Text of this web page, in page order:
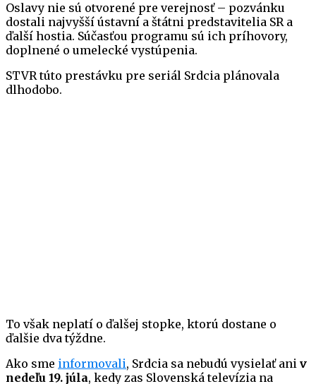
Oslavy nie sú otvorené pre verejnosť – pozvánku
dostali najvyšší ústavní a štátni predstavitelia SR a
ďalší hostia. Súčasťou programu sú ich príhovory,
doplnené o umelecké vystúpenia.
STVR túto prestávku pre seriál Srdcia plánovala
dlhodobo.
To však neplatí o ďalšej stopke, ktorú dostane o
ďalšie dva týždne.
Ako sme informovali, Srdcia sa nebudú vysielať ani v
nedeľu 19. júla, kedy zas Slovenská televízia na